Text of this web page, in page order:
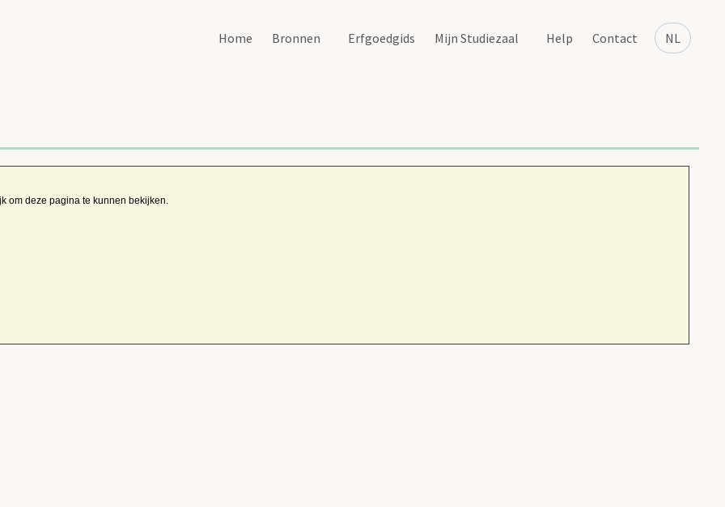
NL
Home Bronnen Erfgoedgids Mijn Studiezaal Help Contact
om deze pagina te kunnen bekijken.